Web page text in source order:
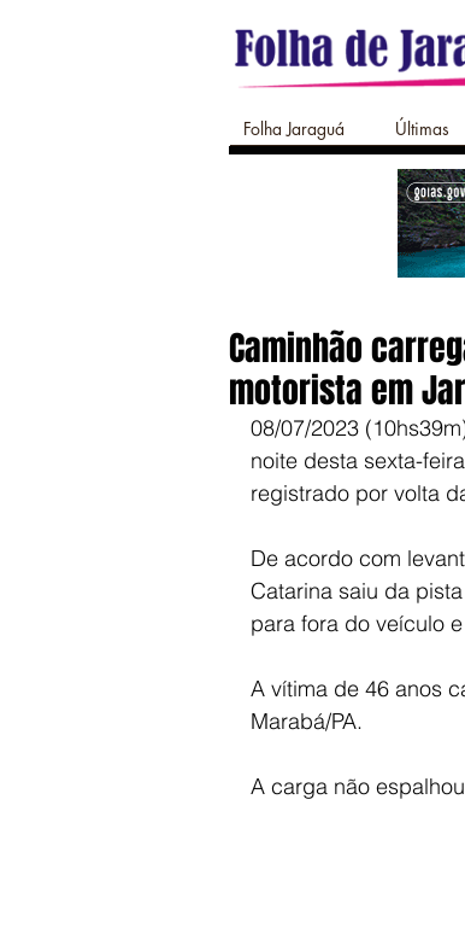
Folha Jaraguá Últimas
Caminhão
motorista em
08/07/2023
noite desta sexta-
registrado por volta
De acordo com
Catarina saiu da
para fora do veículo
A vítima de 46 anos
Marabá/PA.
A carga não